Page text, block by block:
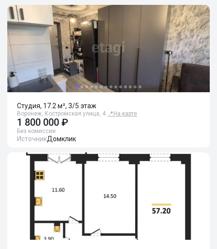
Студия, 17.2 м², 3/5 этаж
Воронеж, Костромская улица, 4 📍 На карте
1 800 000 ₽
Без комиссии
ИсточникДомклик